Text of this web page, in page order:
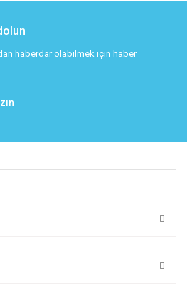
haberdar olabilmek için haber